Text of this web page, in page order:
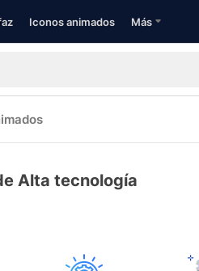
Iconos animados Más
Alta tecnología